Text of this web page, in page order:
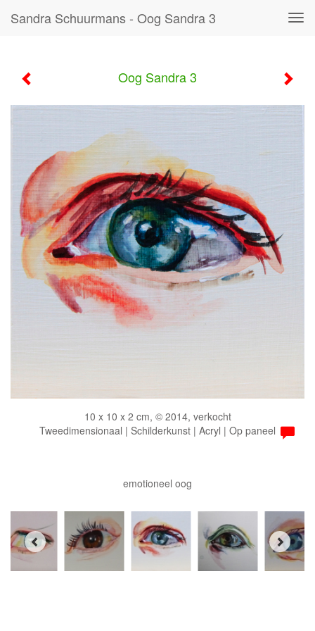
Sandra Schuurmans - Oog Sandra 3
Oog Sandra 3
10 x 10 x 2 cm, © 2014, verkocht
Tweedimensionaal | Schilderkunst | Acryl | Op paneel
emotioneel oog